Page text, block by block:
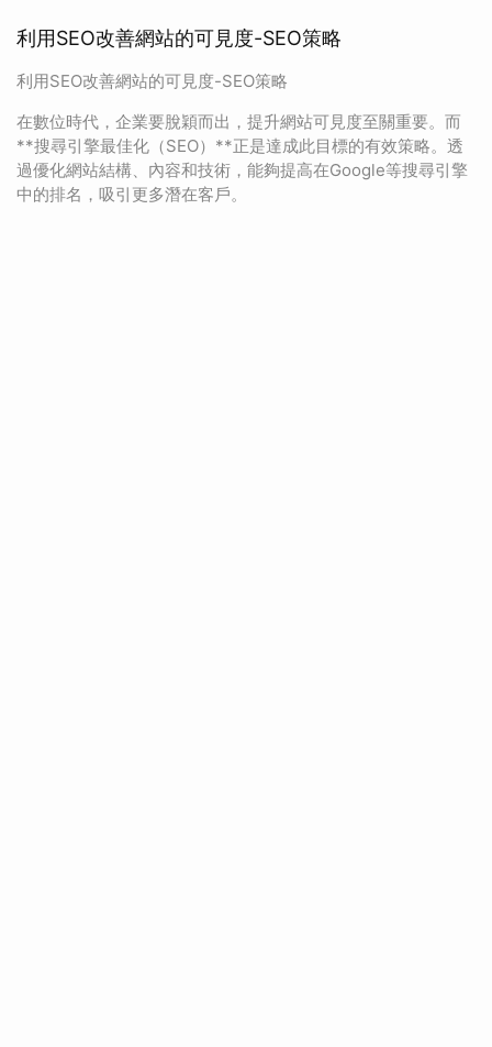
利用SEO改善網站的可見度-SEO策略
利用SEO改善網站的可見度-SEO策略
在數位時代，企業要脫穎而出，提升網站可見度至關重要。而
**搜尋引擎最佳化（SEO）**正是達成此目標的有效策略。透
過優化網站結構、內容和技術，能夠提高在Google等搜尋引擎
中的排名，吸引更多潛在客戶。